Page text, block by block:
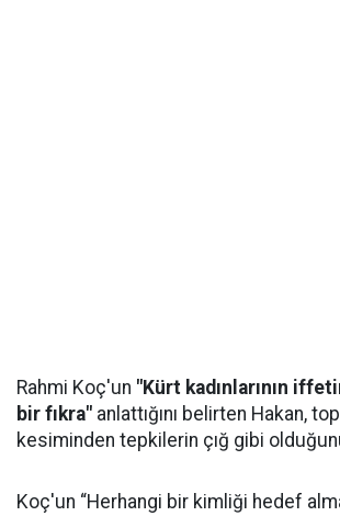
Rahmi Koç'un "Kürt kadınlarının
bir fıkra" anlattığını belirten Hakan,
kesiminden tepkilerin çığ gibi
Koç'un “Herhangi bir kimliği hedef